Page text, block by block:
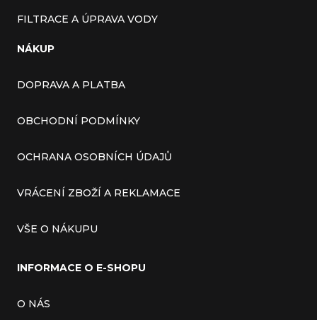
FILTRACE A ÚPRAVA VODY
NÁKUP
DOPRAVA A PLATBA
OBCHODNÍ PODMÍNKY
OCHRANA OSOBNÍCH ÚDAJŮ
VRÁCENÍ ZBOŽÍ A REKLAMACE
VŠE O NÁKUPU
INFORMACE O E-SHOPU
O NÁS